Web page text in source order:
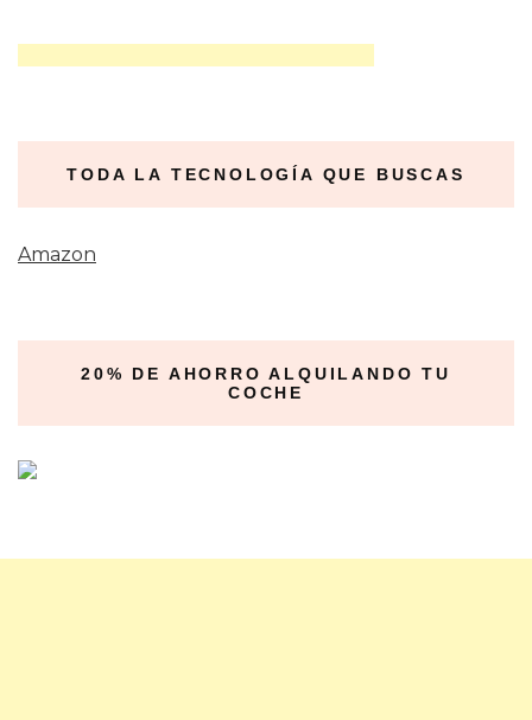
TODA LA TECNOLOGÍA QUE BUSCAS
Amazon
20% DE AHORRO ALQUILANDO TU
COCHE